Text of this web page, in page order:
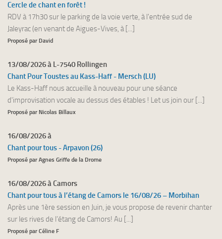
Cercle de chant en forêt !
RDV à 17h30 sur le parking de la voie verte, à l'entrée sud de
Jaleyrac (en venant de Aigues-Vives, à [...]
Proposé par David
13/08/2026 à L-7540 Rollingen
Chant Pour Toustes au Kass-Haff - Mersch (LU)
Le Kass-Haff nous accueille à nouveau pour une séance
d'improvisation vocale au dessus des étables ! Let us join our [...]
Proposé par Nicolas Billaux
16/08/2026 à
Chant pour tous - Arpavon (26)
Proposé par Agnes Griffe de la Drome
16/08/2026 à Camors
Chant pour tous à l’étang de Camors le 16/08/26 – Morbihan
Après une 1ère session en Juin, je vous propose de revenir chanter
sur les rives de l’étang de Camors! Au [...]
Proposé par Céline F